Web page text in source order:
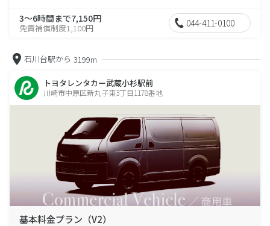
3～6時間まで7,150円
免責補償制度1,100円 044-411-0100
石川台駅から 3199m
トヨタレンタカー武蔵小杉駅前
川崎市中原区新丸子東3丁目1178番地
基本料金プラン（V2）